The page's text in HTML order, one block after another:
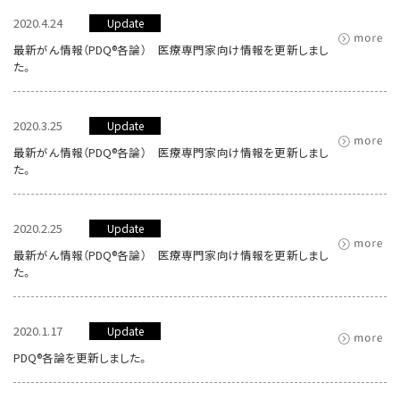
2020.4.24 Update
最新がん情報（PDQ®各論） 医療専門家向け情報を更新しまし
た。
2020.3.25 Update
最新がん情報（PDQ®各論） 医療専門家向け情報を更新しまし
た。
2020.2.25 Update
最新がん情報（PDQ®各論） 医療専門家向け情報を更新しまし
た。
2020.1.17 Update
PDQ®各論を更新しました。